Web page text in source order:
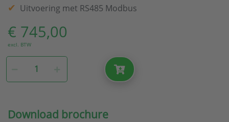
Uitvoering met RS485 Modbus
€ 745,00
excl. BTW
Download brochure